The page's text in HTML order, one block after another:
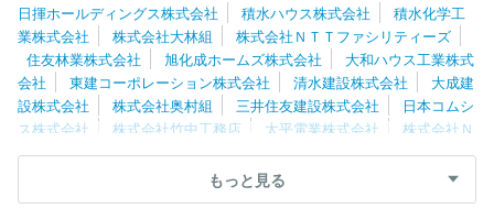
日揮ホールディングス株式会社 積水ハウス株式会社
積水化学工
業株式会社
株式会社大林組
株式会社ＮＴＴファシリティーズ
住友林業株式会社
旭化成ホームズ株式会社
大和ハウス工業株式
会社
東建コーポレーション株式会社 清水建設株式会社
大成建
設株式会社
株式会社奥村組 三井住友建設株式会社
日本コムシ
ス株式会社
株式会社竹中工務店 太平電業株式会社
株式会社Ｎ
ＩＰＰＯ
三機工業株式会社 新菱冷熱工業株式会社
株式会社熊
三菱電機ビルソリューションズ株式会社
住友林業ホームテ
ック株式会社
もっと見る